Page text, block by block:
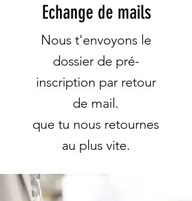
Echange de mails
Nous t'envoyons le
dossier de pré-
inscription par retour
de mail.
que tu nous retournes
au plus vite.